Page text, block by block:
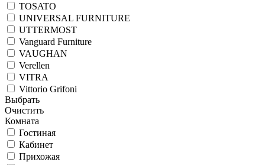
TOSATO
UNIVERSAL FURNITURE
UTTERMOST
Vanguard Furniture
VAUGHAN
Verellen
VITRA
Vittorio Grifoni
Выбрать
Очистить
Комната
Гостиная
Кабинет
Прихожая